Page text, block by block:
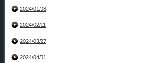
2024/01/08
2024/02/11
2024/03/27
2024/04/01